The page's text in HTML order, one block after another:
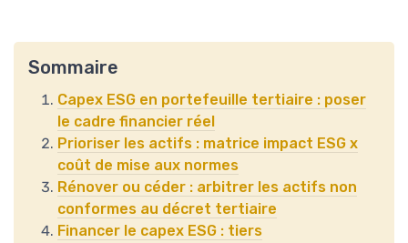
Sommaire
Capex ESG en portefeuille tertiaire : poser
le cadre financier réel
Prioriser les actifs : matrice impact ESG x
coût de mise aux normes
Rénover ou céder : arbitrer les actifs non
conformes au décret tertiaire
Financer le capex ESG : tiers